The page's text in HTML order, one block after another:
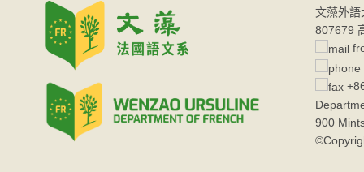
文藻外
807679
900